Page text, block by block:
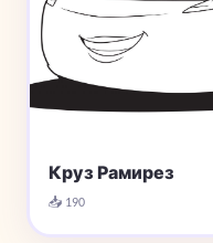
Круз Рамирез
📥 190